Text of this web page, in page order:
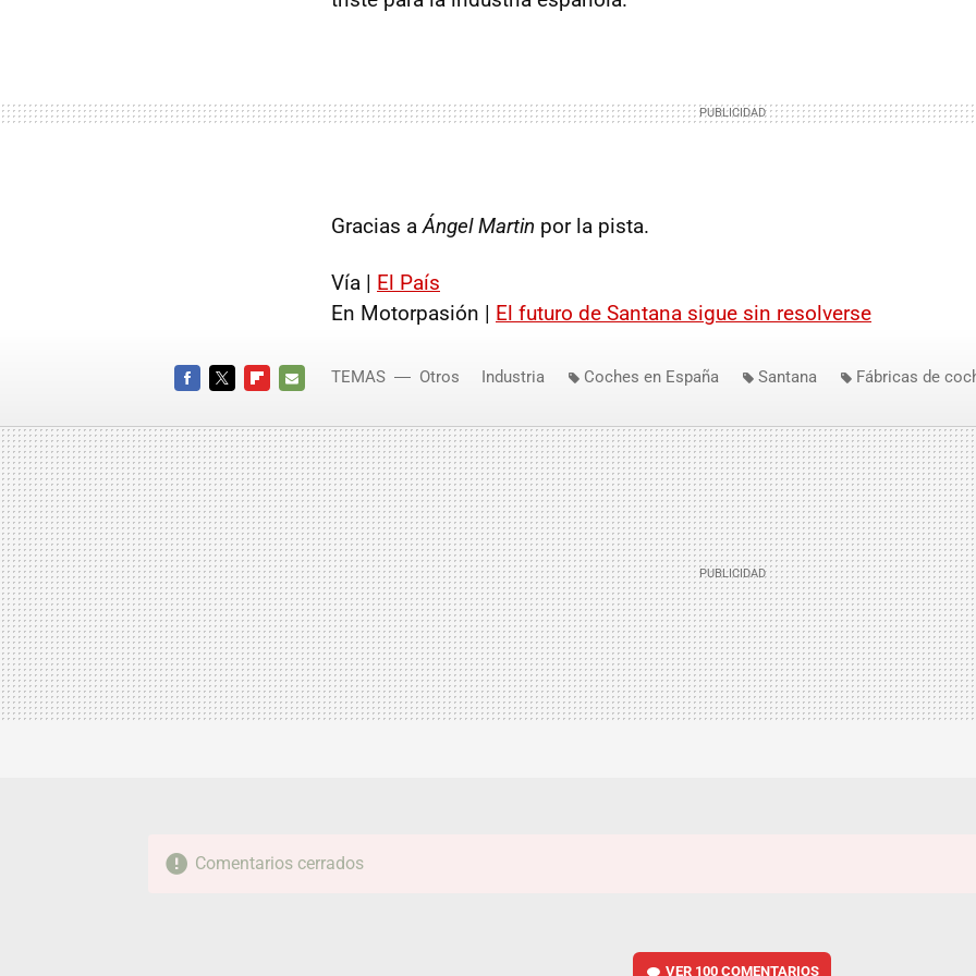
Gracias aÁngel Martin por la pista.
Vía | El País
En Motorpasión | El futuro de Santana sigue sin resolverse
MAIL
TEMAS Otros Industria Coches en España Santana Fábricas de
Comentarios cerrados
VER 100 COMENTARIOS